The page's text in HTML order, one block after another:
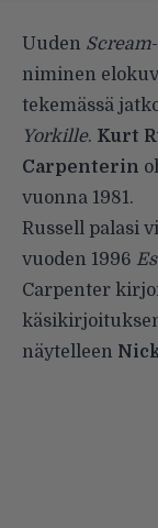
Uuden Scream
niminen
tekemässä
Yorkille. Kurt
Carpenterin
vuonna 1981.
Russell palasi
vuoden 1996
Carpenter
näytelleen